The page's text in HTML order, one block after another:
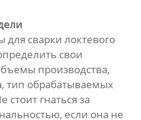
сварки локтевого
свои
производства,
тип обрабатываемых
гнаться за
если она не